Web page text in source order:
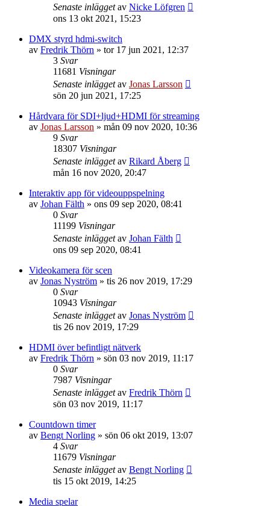
Senaste inläggetav Nicke Löfgren
ons 13 okt 2021, 15:23
DMX styrd hdmi-switch
av Fredrik Thörn » tor 17 jun 2021, 12:37
3 Svar
11681 Visningar
Senaste inläggetav Jonas Larsson
sön 20 jun 2021, 17:25
Hårdvara för SDI+ljud+HDMI för streaming
av Jonas Larsson » mån 09 nov 2020, 10:36
9 Svar
18307 Visningar
Senaste inläggetav Rikard Åberg
mån 16 nov 2020, 20:47
Interaktiv app för videouppspelning
av Johan Fälth » ons 09 sep 2020, 08:41
0 Svar
11199 Visningar
Senaste inläggetav Johan Fälth
ons 09 sep 2020, 08:41
Videokamera för scen
av Jonas Nyström » tis 26 nov 2019, 17:29
0 Svar
10943 Visningar
Senaste inläggetav Jonas Nyström
tis 26 nov 2019, 17:29
HDMI över befintligt nätverk
av Fredrik Thörn » sön 03 nov 2019, 11:17
0 Svar
7987 Visningar
Senaste inläggetav Fredrik Thörn
sön 03 nov 2019, 11:17
Countdown timer
av Bengt Norling » sön 06 okt 2019, 13:07
4 Svar
11679 Visningar
Senaste inläggetav Bengt Norling
tis 15 okt 2019, 14:25
Media spelar